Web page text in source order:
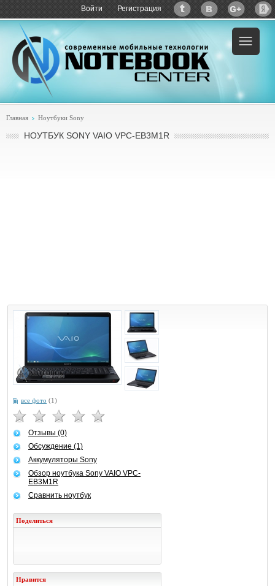
Войти Регистрация
Пример:купить Sony VAIO VPC-EB3M1R
Главная Ноутбуки Sony
НОУТБУК SONY VAIO VPC-EB3M1R
все фото (1)
Отзывы (0)
Обсуждение (1)
Аккумуляторы Sony
Обзор ноутбука Sony VAIO VPC-
EB3M1R
Сравнить ноутбук
Поделиться
Нравится